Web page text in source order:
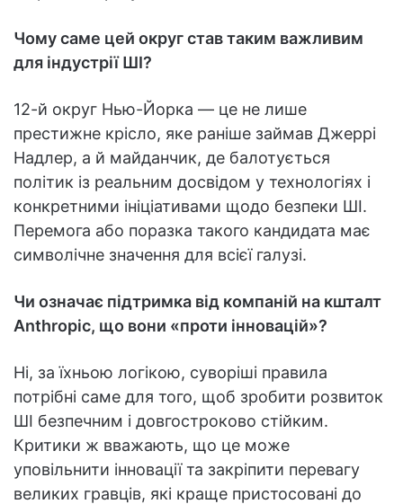
Чому саме цей округ став таким важливим
для індустрії ШІ?
12-й округ Нью-Йорка — це не лише
престижне крісло, яке раніше займав Джеррі
Надлер, а й майданчик, де балотується
політик із реальним досвідом у технологіях і
конкретними ініціативами щодо безпеки ШІ.
Перемога або поразка такого кандидата має
символічне значення для всієї галузі.
Чи означає підтримка від компаній на кшталт
Anthropic, що вони «проти інновацій»?
Ні, за їхньою логікою, суворіші правила
потрібні саме для того, щоб зробити розвиток
ШІ безпечним і довгостроково стійким.
Критики ж вважають, що це може
уповільнити інновації та закріпити перевагу
великих гравців, які краще пристосовані до